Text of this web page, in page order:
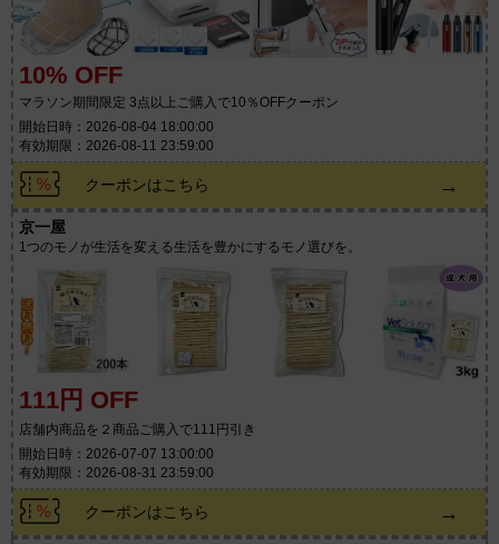
10% OFF
マラソン期間限定 3点以上ご購入で10％OFFクーポン
開始日時：2026-08-04 18:00:00
有効期限：2026-08-11 23:59:00
クーポンはこちら →
京一屋
1つのモノが生活を変える生活を豊かにするモノ選びを。
111円 OFF
店舗内商品を２商品ご購入で111円引き
開始日時：2026-07-07 13:00:00
有効期限：2026-08-31 23:59:00
クーポンはこちら →